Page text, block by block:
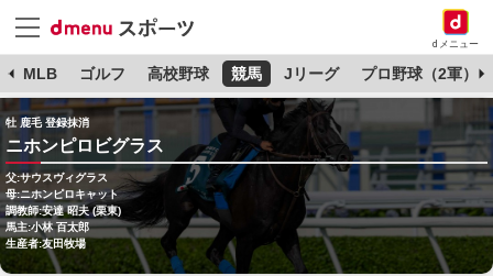
dメニュー
MLB ゴルフ 高校野球 競馬 Jリーグ プロ野球（2軍）
牡 鹿毛 登録抹消
ニホンピロビグラス
父:サウスヴィグラス
母:ニホンピロキャット
調教師:安達 昭夫 (栗東)
馬主:小林 百太郎
生産者:友田牧場